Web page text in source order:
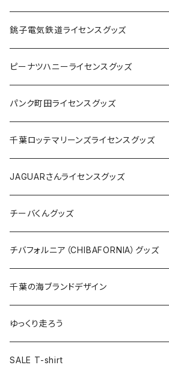
Tシャツ
キャップ
ステッカー
缶バッジ
ホテルキーホルダー
銚子電気鉄道ライセンスグッズ
ステッカー
缶バッジ
アクリルキーホルダー
ホテルキーホルダー
クリアファイル
Tシャツ
キャップ
トートバッグ
ランチバッグ
ピーナツハニーライセンスグッズ
Tシャツ
キャップ
バッグ
ステッカー
缶バッジ
キーホルダー
クリアファイル
パンク町田ライセンスグッズ
Tシャツ
キャップ
バッグ
ステッカー
缶バッジ
キーホルダー
クリアファイル
千葉ロッテマリーンズライセンスグッズ
ステッカー
ステッカー
ステッカー大
缶バッジ
缶バッジ32mm
缶バッジ54mm
エコバッグ
JAGUARさんコラボグッズ
Tシャツ
ステッカー
サコッシュ
ホテルキーホルダー
JAGUARさんライセンスグッズ
Tシャツ
ステッカー
缶バッジ
クリアファイル
マスク
チーバくんグッズ
Tシャツ
キャップ
エコバッグ
ステッカー
チバフォルニア（CHIBAFORNIA）グッズ
Tシャツ
キャップ
ステッカー
千葉の海ブランドデザイン
Tシャツ
キャップ
ゆっくり走ろう
Tシャツ
SALE T-shirt